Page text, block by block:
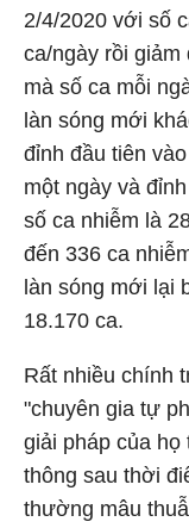
2/4/2020 với số
ca/ngày rồi giảm
mà số ca mỗi
làn sóng mới
đỉnh đầu tiên
một ngày và
số ca nhiễm là
đến 336 ca
làn sóng mới lại
18.170 ca.
Rất nhiều chính
"chuyên gia tự
giải pháp của
thông sau thời
thường mâu